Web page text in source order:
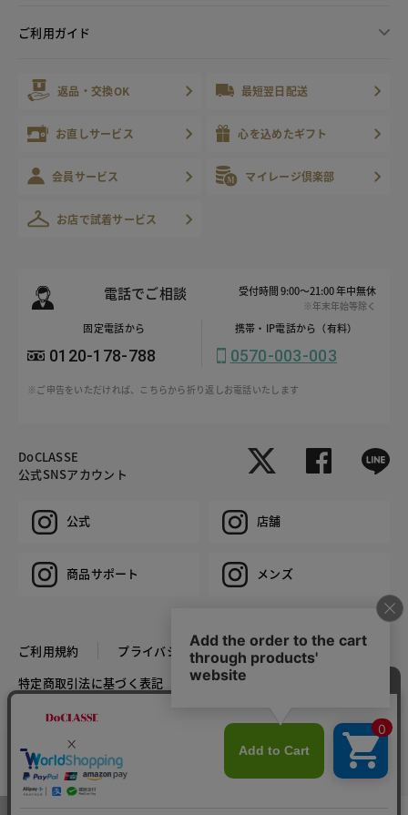
カラー・サイズを選択する
ご利用ガイド
返品・交換OK 最短翌日配送
お直しサービス 心を込めたギフト
会員サービス マイレージ倶楽部
お店で試着サービス
電話でご相談 受付時間 9:00～21:00 年中無休
※年末年始等除く
固定電話から
0120-178-788
携帯・IP電話から（有料）
0570-003-003
※ご申告をいただければ、こちらから折り返しお電話いたします
DoCLASSE
公式SNSアカウント
公式 店舗
商品サポート メンズ
ご利用規約
プライバシーポリシー
特定商取引法に基づく表記
推奨環境
COPYRIGHT © DoCLASSE ALL RIGHTS RESERVED.